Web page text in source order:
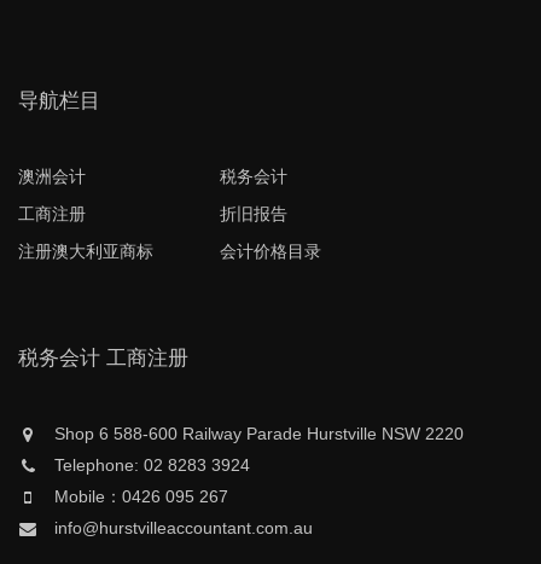
导航栏目
澳洲会计
税务会计
工商注册
折旧报告
注册澳大利亚商标
会计价格目录
税务会计 工商注册
Shop 6 588-600 Railway Parade Hurstville NSW 2220
Telephone: 02 8283 3924
Mobile：0426 095 267
info@hurstvilleaccountant.com.au